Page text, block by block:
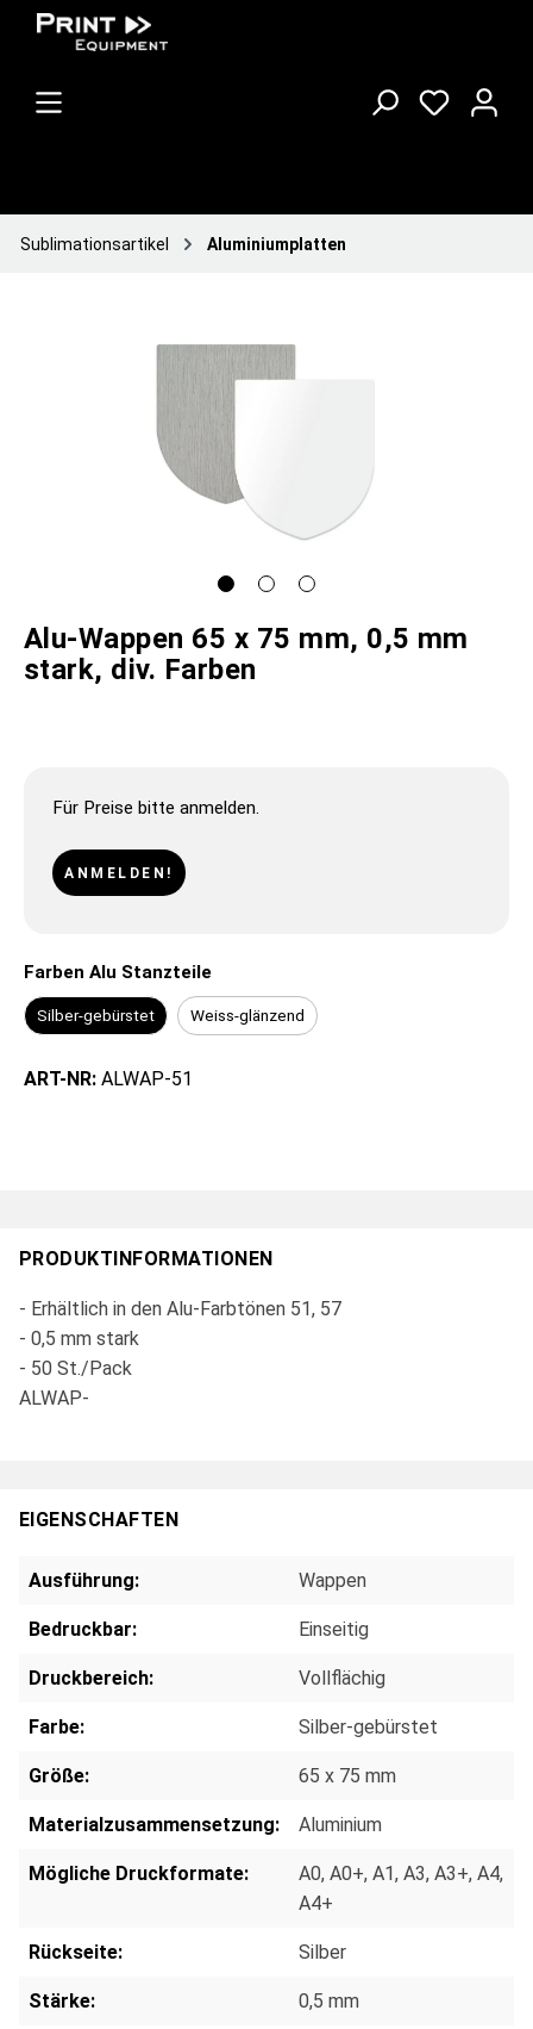
Sublimationsartikel Aluminiumplatten
Alu-Wappen 65 x 75 mm, 0,5 mm
stark, div. Farben
Für Preise bitte anmelden.
ANMELDEN!
Farben Alu Stanzteile
Silber-gebürstet Weiss-glänzend
ART-NR: ALWAP-51
PRODUKTINFORMATIONEN
- Erhältlich in den Alu-Farbtönen 51, 57
- 0,5 mm stark
- 50 St./Pack
ALWAP-
EIGENSCHAFTEN
Ausführung: Wappen
Bedruckbar: Einseitig
Druckbereich: Vollflächig
Farbe: Silber-gebürstet
Größe: 65 x 75 mm
Materialzusammensetzung: Aluminium
Mögliche Druckformate: A0, A0+, A1, A3, A3+, A4,
A4+
Rückseite: Silber
Stärke: 0,5 mm